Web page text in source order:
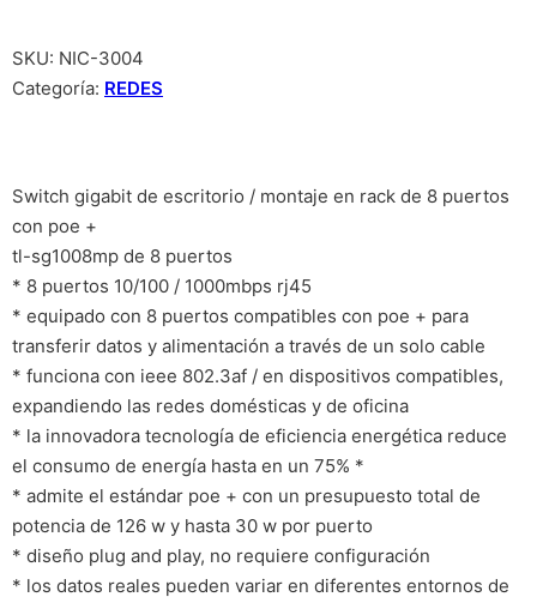
SKU: NIC-3004
Categoría: REDES
Switch gigabit de escritorio / montaje en rack de 8 puertos
con poe +
tl-sg1008mp de 8 puertos
* 8 puertos 10/100 / 1000mbps rj45
* equipado con 8 puertos compatibles con poe + para
transferir datos y alimentación a través de un solo cable
* funciona con ieee 802.3af / en dispositivos compatibles,
expandiendo las redes domésticas y de oficina
* la innovadora tecnología de eficiencia energética reduce
el consumo de energía hasta en un 75% *
* admite el estándar poe + con un presupuesto total de
potencia de 126 w y hasta 30 w por puerto
* diseño plug and play, no requiere configuración
* los datos reales pueden variar en diferentes entornos de